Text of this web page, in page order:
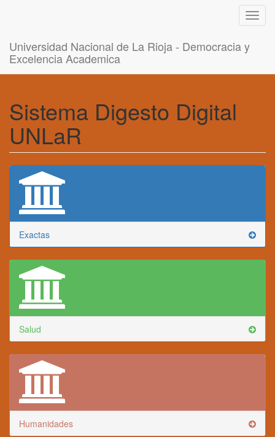
Universidad Nacional de La Rioja - Democracia y
Excelencia Academica
Sistema Digesto Digital
UNLaR
Exactas
Salud
Humanidades